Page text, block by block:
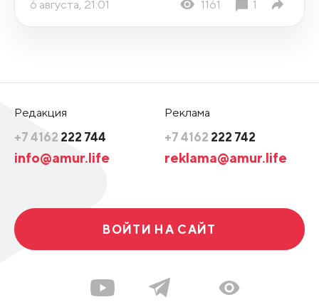
6 августа, 21:01 1161 1
Редакция
+7 4162 222 744
info@amur.life
Реклама
+7 4162 222 742
reklama@amur.life
ВОЙТИ НА САЙТ